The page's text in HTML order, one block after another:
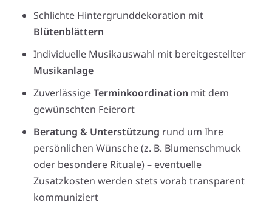
Schlichte Hintergrunddekoration mit
Blütenblättern
Individuelle Musikauswahl mit bereitgestellter
Musikanlage
ZuverlässigeTerminkoordination mit dem
gewünschten Feierort
Beratung & Unterstützung rund um Ihre
persönlichen Wünsche (z. B. Blumenschmuck
oder besondere Rituale) – eventuelle
Zusatzkosten werden stets vorab transparent
kommuniziert